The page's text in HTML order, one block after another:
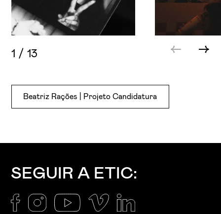
1 /13
Beatriz Rações | Projeto Candidatura
SEGUIR A ETIC: